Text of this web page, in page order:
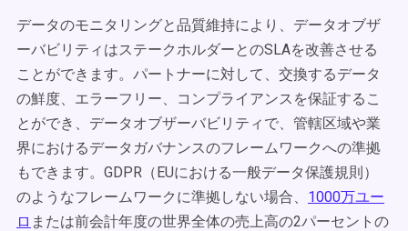
データのモニタリングと品質維持により、データオブザ
ーバビリティはステークホルダーとのSLAを改善させる
ことができます。パートナーに対して、交換するデータ
の鮮度、エラーフリー、コンプライアンスを保証するこ
とができ、データオブザーバビリティで、管轄区域や業
界におけるデータガバナンスのフレームワークへの準拠
もできます。GDPR（EUにおける一般データ保護規則）
のようなフレームワークに準拠しない場合、 1000万ユー
ロ または前会計年度の世界全体の売上高の2パーセントの